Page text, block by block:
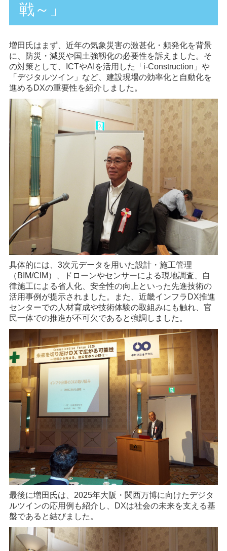
戦～」
増田氏はまず、近年の気象災害の激甚化・頻発化を背景
に、防災・減災や国土強靱化の必要性を訴えました。そ
の対策として、ICTやAIを活用した「i-Construction」や
「デジタルツイン」など、建設現場の効率化と自動化を
進めるDXの重要性を紹介しました。
具体的には、3次元データを用いた設計・施工管理
（BIM/CIM）、ドローンやセンサーによる現地調査、自
律施工による省人化、安全性の向上といった先進技術の
活用事例が提示されました。また、近畿インフラDX推進
センターでの人材育成や技術体験の取組みにも触れ、官
民一体での推進が不可欠であると強調しました。
最後に増田氏は、2025年大阪・関西万博に向けたデジタ
ルツインの応用例も紹介し、DXは社会の未来を支える基
盤であると結びました。